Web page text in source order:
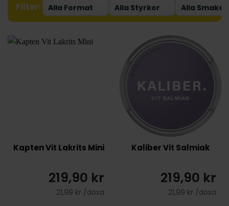
Filter:
Kapten Vit Lakrits Mini
219,90 kr
21,99 kr /dosa
Kaliber Vit Salmiak
219,90 kr
21,99 kr /dosa